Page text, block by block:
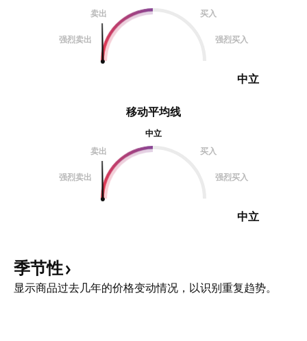
卖出
买入
强烈卖出 强烈买入
中立
移动平均线
中立
卖出
买入
强烈卖出 强烈买入
中立
季节性
显示商品过去几年的价格变动情况，以识别重复趋势。